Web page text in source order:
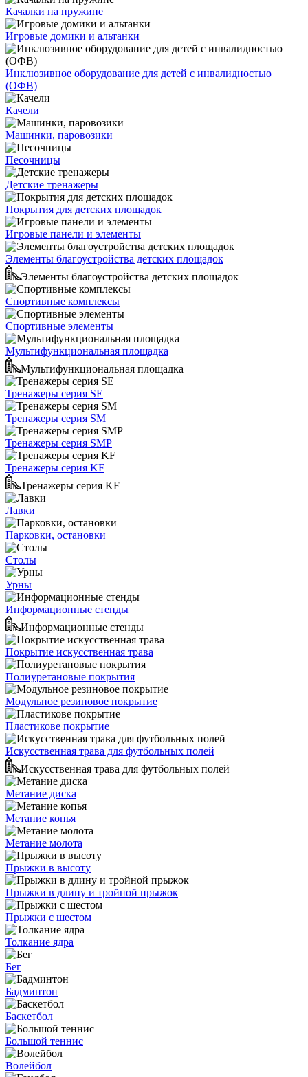
Качалки на пружине
Игровые домики и альтанки
Инклюзивное оборудование для детей с инвалидностью
(ОФВ)
Качели
Машинки, паровозики
Песочницы
Детские тренажеры
Покрытия для детских площадок
Игровые панели и элементы
Элементы благоустройства детских площадок
Элементы благоустройства детских площадок
Спортивные комплексы
Спортивные элементы
Мультифункциональная площадка
Мультифункциональная площадка
Тренажеры серия SE
Тренажеры серия SM
Тренажеры серия SMP
Тренажеры серия KF
Тренажеры серия KF
Лавки
Парковки, остановки
Столы
Урны
Информационные стенды
Информационные стенды
Покрытие искусственная трава
Полиуретановые покрытия
Модульное резиновое покрытие
Пластикове покрытие
Искусственная трава для футбольных полей
Искусственная трава для футбольных полей
Метание диска
Метание копья
Метание молота
Прыжки в высоту
Прыжки в длину и тройной прыжок
Прыжки с шестом
Толкание ядра
Бег
Бадминтон
Баскетбол
Большой теннис
Волейбол